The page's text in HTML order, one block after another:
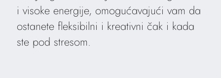
i visoke energije, omogućavajući vam da
ostanete fleksibilni i kreativni čak i kada
ste pod stresom.